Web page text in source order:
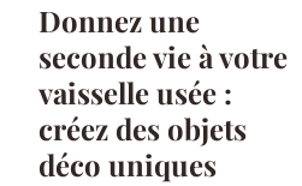
Donnez une
seconde vie à votre
vaisselle usée :
créez des objets
déco uniques